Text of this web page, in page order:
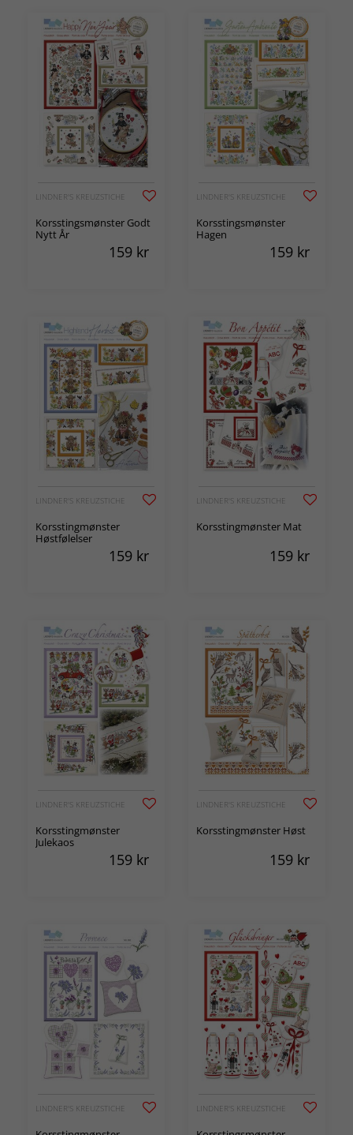
LINDNER'S KREUZSTICHE
Korsstingsmønster Godt
Nytt År
159 kr
LINDNER'S KREUZSTICHE
Korsstingsmønster
Hagen
159 kr
LINDNER'S KREUZSTICHE
Korsstingmønster
Høstfølelser
159 kr
LINDNER'S KREUZSTICHE
Korsstingmønster Mat
159 kr
LINDNER'S KREUZSTICHE
Korsstingmønster
Julekaos
159 kr
LINDNER'S KREUZSTICHE
Korsstingmønster Høst
159 kr
LINDNER'S KREUZSTICHE LINDNER'S KREUZSTICHE